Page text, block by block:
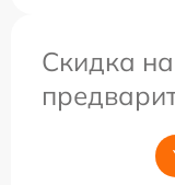
Скидка